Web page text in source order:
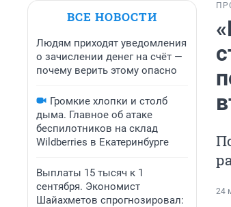
ВСЕ НОВОСТИ
Людям приходят уведомления
о зачислении денег на счёт —
почему верить этому опасно
Громкие хлопки и столб
дыма. Главное об атаке
беспилотников на склад
Wildberries в Екатеринбурге
Выплаты 15 тысяч к 1
сентября. Экономист
Шайахметов спрогнозировал:
24